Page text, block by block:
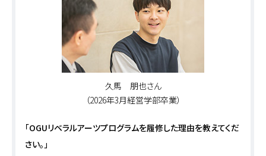
久馬 朋也さん
（2026年3月経営学部卒業）
「OGUリベラルアーツプログラムを履修した理由を教えてくだ
さい。」